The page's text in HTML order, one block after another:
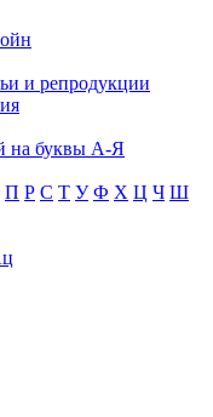
и репродукции
на буквы А-Я
П Р С Т У Ф Х Ц Ч Ш